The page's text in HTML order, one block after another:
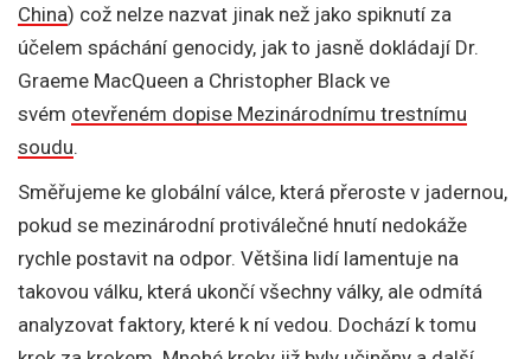
China) což nelze nazvat jinak než jako spiknutí za
účelem spáchání genocidy, jak to jasně dokládají Dr.
Graeme MacQueen a Christopher Black ve
svém otevřeném dopise Mezinárodnímu trestnímu
soudu.
Směřujeme ke globální válce, která přeroste v jadernou,
pokud se mezinárodní protiválečné hnutí nedokáže
rychle postavit na odpor. Většina lidí lamentuje na
takovou válku, která ukončí všechny války, ale odmítá
analyzovat faktory, které k ní vedou. Dochází k tomu